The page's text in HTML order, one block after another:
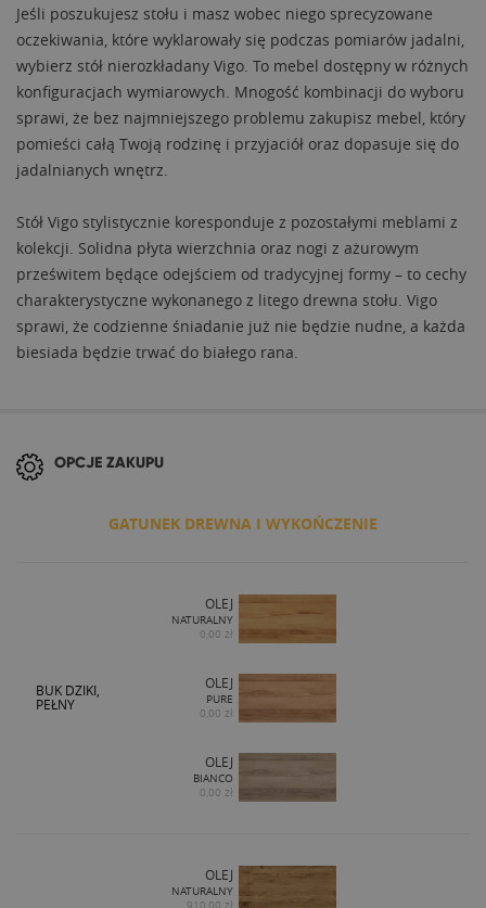
Jeśli poszukujesz stołu i masz wobec niego sprecyzowane
oczekiwania, które wyklarowały się podczas pomiarów jadalni,
wybierz stół nierozkładany Vigo. To mebel dostępny w różnych
konfiguracjach wymiarowych. Mnogość kombinacji do wyboru
sprawi, że bez najmniejszego problemu zakupisz mebel, który
pomieści całą Twoją rodzinę i przyjaciół oraz dopasuje się do
jadalnianych wnętrz.
Stół Vigo stylistycznie koresponduje z pozostałymi meblami z
kolekcji. Solidna płyta wierzchnia oraz nogi z ażurowym
prześwitem będące odejściem od tradycyjnej formy – to cechy
charakterystyczne wykonanego z litego drewna stołu. Vigo
sprawi, że codzienne śniadanie już nie będzie nudne, a każda
biesiada będzie trwać do białego rana.
OPCJE ZAKUPU
GATUNEK DREWNA I WYKOŃCZENIE
BUK DZIKI,
PEŁNY
OLEJ
NATURALNY
0,00 zł
OLEJ
PURE
0,00 zł
OLEJ
BIANCO
0,00 zł
OLEJ
NATURALNY